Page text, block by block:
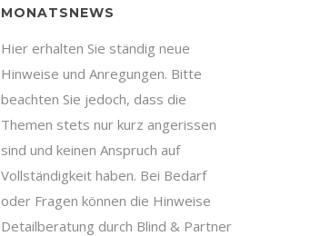
MONATSNEWS
Hier erhalten Sie ständig neue
Hinweise und Anregungen. Bitte
beachten Sie jedoch, dass die
Themen stets nur kurz angerissen
sind und keinen Anspruch auf
Vollständigkeit haben. Bei Bedarf
oder Fragen können die Hinweise
Detailberatung durch Blind & Partner